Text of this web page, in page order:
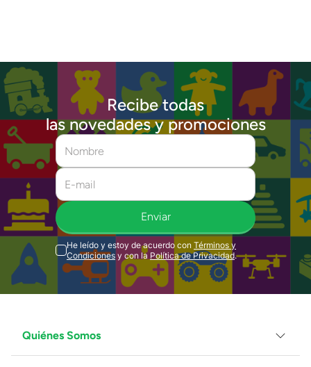
Recibe todas
las novedades y promociones
Enviar
He leído y estoy de acuerdo con Términos y
Condiciones y con la Política de Privacidad.
Quiénes Somos